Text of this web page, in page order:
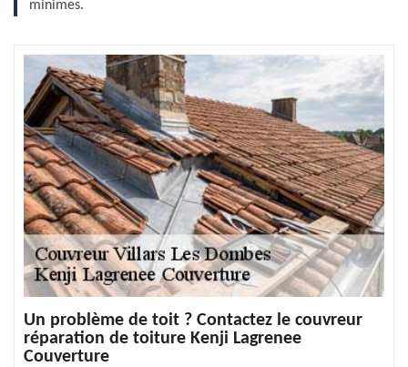
minimes.
Un problème de toit ? Contactez le couvreur
réparation de toiture Kenji Lagrenee
Couverture